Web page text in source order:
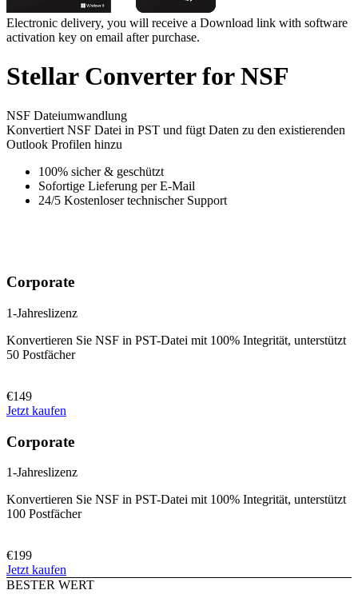
Electronic delivery, you will receive a Download link with software
activation key on email after purchase.
Stellar Converter for NSF
NSF Dateiumwandlung
Konvertiert NSF Datei in PST und fügt Daten zu den existierenden
Outlook Profilen hinzu
100% sicher & geschützt
Sofortige Lieferung per E-Mail
24/5 Kostenloser technischer Support
Corporate
1-Jahreslizenz
Konvertieren Sie NSF in PST-Datei mit 100% Integrität, unterstützt
50 Postfächer
€149
Jetzt kaufen
Corporate
1-Jahreslizenz
Konvertieren Sie NSF in PST-Datei mit 100% Integrität, unterstützt
100 Postfächer
€199
Jetzt kaufen
BESTER WERT